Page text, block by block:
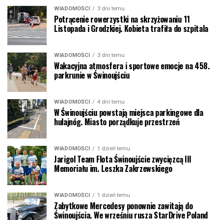
WIADOMOŚCI 3 dni temu
Potrącenie rowerzystki na skrzyżowaniu 11
Listopada i Grodzkiej. Kobieta trafiła do szpitala
WIADOMOŚCI 3 dni temu
Wakacyjna atmosfera i sportowe emocje na 458.
parkrunie w Świnoujściu
WIADOMOŚCI 4 dni temu
W Świnoujściu powstają miejsca parkingowe dla
hulajnóg. Miasto porządkuje przestrzeń
WIADOMOŚCI 1 dzień temu
Jarigol Team Flota Świnoujście zwycięzcą III
Memoriału im. Leszka Zakrzewskiego
WIADOMOŚCI 1 dzień temu
Zabytkowe Mercedesy ponownie zawitają do
Świnoujścia. We wrześniu rusza StarDrive Poland